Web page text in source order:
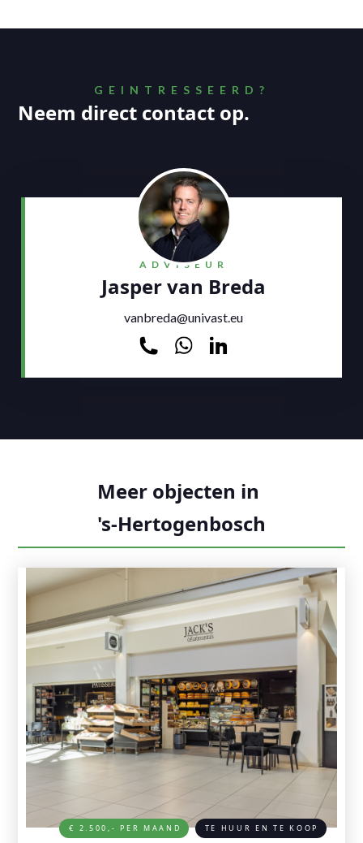
GEINTRESSEERD?
Neem direct contact op.
ADVISEUR
Jasper van Breda
vanbreda@univast.eu
Meer objecten in
's-Hertogenbosch
€ 2.500,- PER MAAND TE HUUR EN TE KOOP